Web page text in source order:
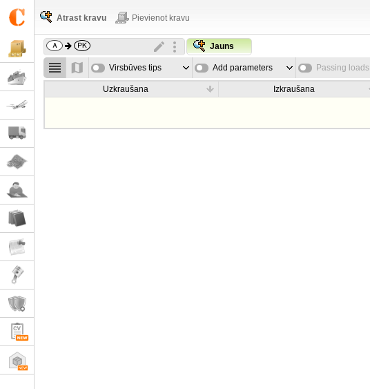
Atrast kravu Pievienot kravu
Jauns
Virsbūves tips Add parameters Passing loads
Uzkraušana Izkraušana